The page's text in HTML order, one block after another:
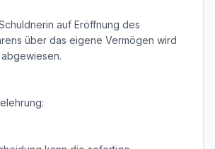
auf Eröffnung des
über das eigene Vermögen wird